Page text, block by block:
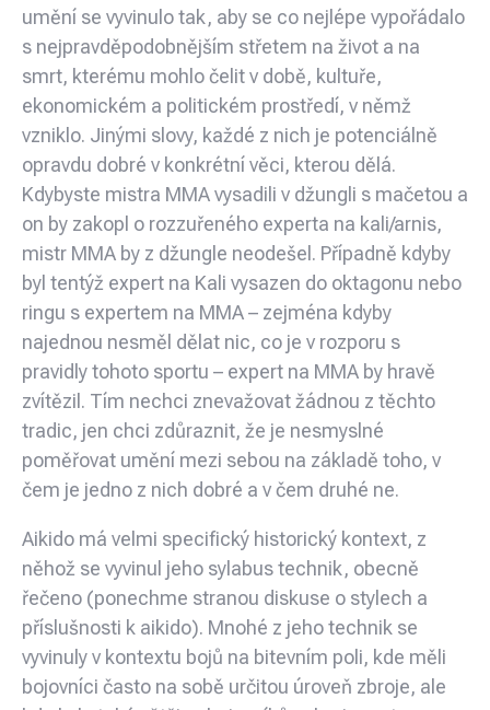
umění se vyvinulo tak, aby se co nejlépe vypořádalo
s nejpravděpodobnějším střetem na život a na
smrt, kterému mohlo čelit v době, kultuře,
ekonomickém a politickém prostředí, v němž
vzniklo. Jinými slovy, každé z nich je potenciálně
opravdu dobré v konkrétní věci, kterou dělá.
Kdybyste mistra MMA vysadili v džungli s mačetou a
on by zakopl o rozzuřeného experta na kali/arnis,
mistr MMA by z džungle neodešel. Případně kdyby
byl tentýž expert na Kali vysazen do oktagonu nebo
ringu s expertem na MMA – zejména kdyby
najednou nesměl dělat nic, co je v rozporu s
pravidly tohoto sportu – expert na MMA by hravě
zvítězil. Tím nechci znevažovat žádnou z těchto
tradic, jen chci zdůraznit, že je nesmyslné
poměřovat umění mezi sebou na základě toho, v
čem je jedno z nich dobré a v čem druhé ne.
Aikido má velmi specifický historický kontext, z
něhož se vyvinul jeho sylabus technik, obecně
řečeno (ponechme stranou diskuse o stylech a
příslušnosti k aikido). Mnohé z jeho technik se
vyvinuly v kontextu bojů na bitevním poli, kde měli
bojovníci často na sobě určitou úroveň zbroje, ale